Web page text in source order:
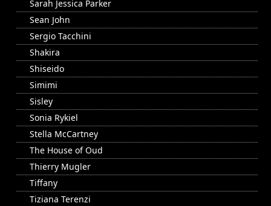
Sarah Jessica Parker
Sean John
Sergio Tacchini
Shakira
Shiseido
Simimi
Sisley
Sonia Rykiel
Stella McCartney
The House of Oud
Thierry Mugler
Tiffany
Tiziana Terenzi